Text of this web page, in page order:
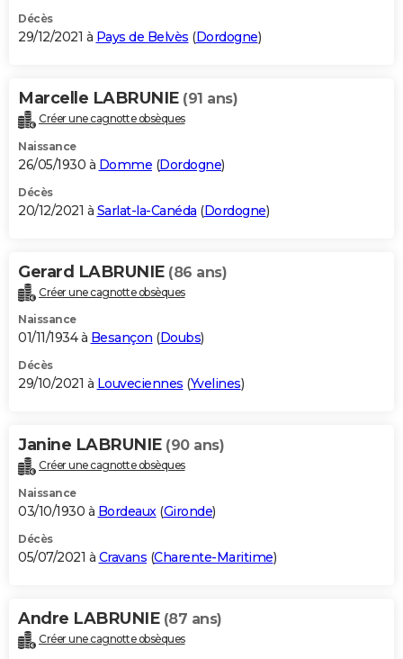
Décès
29/12/2021 à Pays de Belvès (Dordogne)
Marcelle LABRUNIE (91 ans)
Créer une cagnotte obsèques
Naissance
26/05/1930 à Domme (Dordogne)
Décès
20/12/2021 à Sarlat-la-Canéda (Dordogne)
Gerard LABRUNIE (86 ans)
Créer une cagnotte obsèques
Naissance
01/11/1934 à Besançon (Doubs)
Décès
29/10/2021 à Louveciennes (Yvelines)
Janine LABRUNIE (90 ans)
Créer une cagnotte obsèques
Naissance
03/10/1930 à Bordeaux(Gironde)
Décès
05/07/2021 à Cravans (Charente-Maritime)
Andre LABRUNIE (87 ans)
Créer une cagnotte obsèques